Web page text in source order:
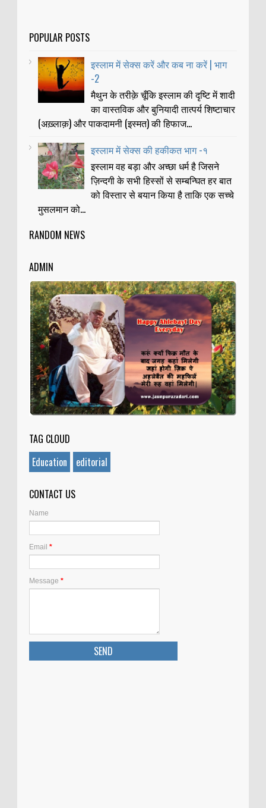
POPULAR POSTS
इस्लाम में सेक्स करें और कब ना करें | भाग
-2
मैथुन के तरीक़े चूँकि इस्लाम की दृष्टि में शादी
का वास्तविक और बुनियादी तात्पर्य शिष्टाचार
(अख़्लाक़) और पाकदामनी (इस्मत) की हिफाज...
इस्लाम में सेक्स की हकीकत भाग -१
इस्लाम वह बड़ा और अच्छा धर्म है जिसने
ज़िन्दगी के सभी हिस्सों से सम्बन्घित हर बात
को विस्तार से बयान किया है ताकि एक सच्चे
मुसलमान को...
RANDOM NEWS
ADMIN
TAG CLOUD
Education
editorial
CONTACT US
Name
Email *
Message *